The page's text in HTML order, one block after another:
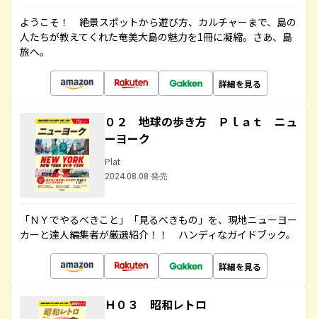
ようこそ！ 絶景スポットから遊び方、カルチャーまで、島の
人たちが教えてくれた奄美大島の魅力を1冊に凝縮。さあ、島
旅へ。
詳細を見る
０２ 地球の歩き方 Ｐｌａｔ ニュ
ーヨーク
Plat
2024.08.08 発売
「ＮＹでやるべきこと」「見るべきもの」を、現地ニューヨー
カーと達人編集者が厳選紹介！！ ハンディなガイドブック。
詳細を見る
Ｈ０３ 昭和レトロ